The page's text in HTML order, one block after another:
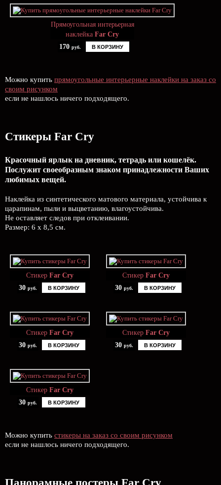
Прямоугольная интерьерная
наклейка Far Cry
170 руб. В КОРЗИНУ
Можно купить прямоугольные интерьерные наклейки на заказ со
своим рисунком
если не нашлось ничего подходящего.
Стикеры Far Cry
Красочный ярлык на дневник, тетрадь или кошелёк.
Послужит своеобразным знаком принадлежности Ваших
любимых вещей.
Наклейка из синтетического матового материала, устойчива к
царапинам, пыли и выцветанию, влагоустойчива.
Не оставляет следов при отклеивании.
Размер: 6 х 8,5 см.
Стикер Far Cry
30 руб. В КОРЗИНУ
Стикер Far Cry
30 руб. В КОРЗИНУ
Стикер Far Cry
30 руб. В КОРЗИНУ
Стикер Far Cry
30 руб. В КОРЗИНУ
Стикер Far Cry
30 руб. В КОРЗИНУ
Можно купить стикеры на заказ со своим рисунком
если не нашлось ничего подходящего.